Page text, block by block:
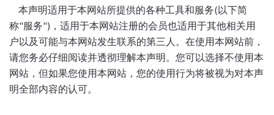
本声明适用于本网站所提供的各种工具和服务(以下简
称"服务")，适用于本网站注册的会员也适用于其他相关用
户以及可能与本网站发生联系的第三人。在使用本网站前，
请您务必仔细阅读并透彻理解本声明。您可以选择不使用本
网站，但如果您使用本网站，您的使用行为将被视为对本声
明全部内容的认可。